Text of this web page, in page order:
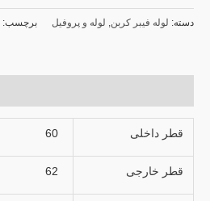
دسته: لوله فیبر کربن لوله و پروفیل برچسب:
قطر داخلی 60
قطر خارجی 62